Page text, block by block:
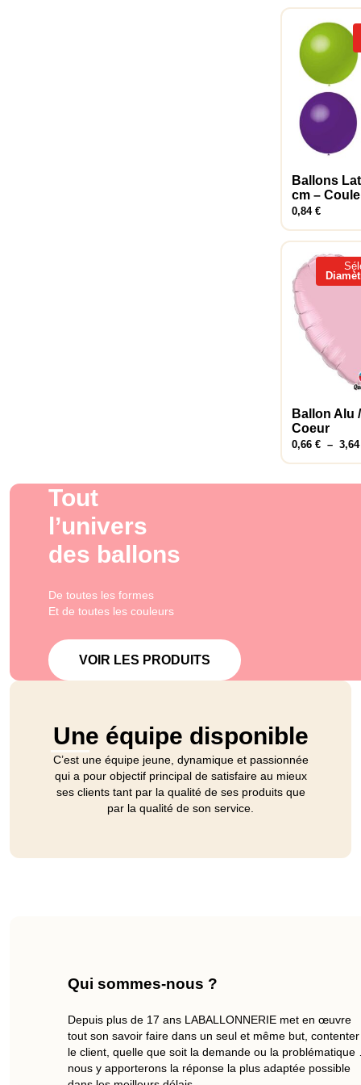
Choix des
Ballons
cm –
0,84 €
Choix des
Ballon Alu
Coeur
0,66 € –
Tout
l’univers
des ballons
De toutes les formes
Et de toutes les couleurs
VOIR LES PRODUITS
Une équipe disponible
C’est une équipe jeune, dynamique et passionnée
qui a pour objectif principal de satisfaire au mieux
ses clients tant par la qualité de ses produits que
par la qualité de son service.
Qui sommes-nous ?
Depuis plus de 17 ans LABALLONNERIE met en œuvre
tout son savoir faire dans un seul et même but, contenter
le client, quelle que soit la demande ou la
nous y apporterons la réponse la plus adaptée possible